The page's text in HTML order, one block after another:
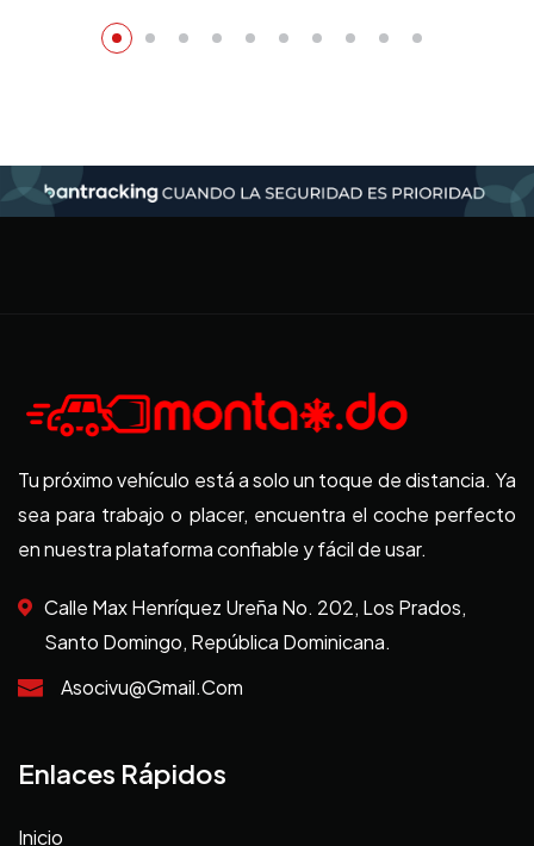
Tu próximo vehículo está a solo un toque de distancia. Ya
sea para trabajo o placer, encuentra el coche perfecto
en nuestra plataforma confiable y fácil de usar.
Calle Max Henríquez Ureña No. 202, Los Prados,
Santo Domingo, República Dominicana.
Asocivu@gmail.com
Enlaces Rápidos
Inicio